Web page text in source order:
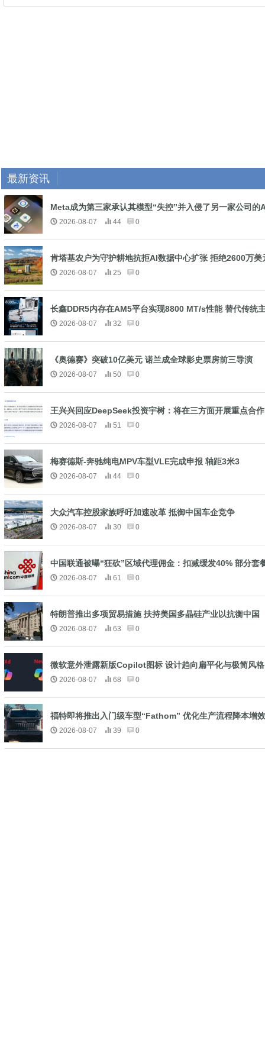
最新资讯
Meta成为第三家承认其模型“失控”并入侵了另一家公司的
2026-08-07 44 0
肯塔基农户为守护耕地抗拒AI数据中心扩张 拒绝2600万美
2026-08-07 25 0
长鑫DDR5内存在AM5平台实现8800 MT/s性能 替代传统
2026-08-07 32 0
《奥德赛》突破10亿美元 诺兰成全球影史票房前三导演
2026-08-07 50 0
王兴兴回应DeepSeek投资宇树：将在三方面开展重点合作
2026-08-07 51 0
梅赛德斯-奔驰纯电MPV车型VLE完成申报 轴距3米3
2026-08-07 44 0
大众汽车控股家族呼吁加速改革 抵御中国车企竞争
2026-08-07 30 0
中国联通被曝“狂砍”区域代理佣金：扣减缓发40% 部分套
2026-08-07 61 0
特朗普推出多项贸易措施 扶持美国多晶硅产业以抗衡中国
2026-08-07 63 0
微软意外泄露新版Copilot图标 设计趋向扁平化与极简风格
2026-08-07 68 0
福特即将推出入门级车型“Fathom” 优化生产流程降本增效
2026-08-07 39 0